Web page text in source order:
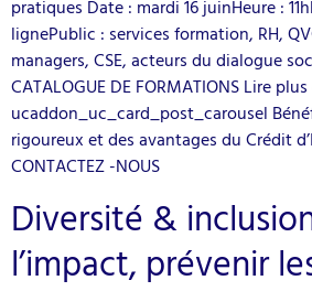
pratiques Date : mardi 16 juinHeure :
lignePublic : services formation, RH,
managers, CSE, acteurs du dialogue
CATALOGUE DE FORMATIONS Lire
ucaddon_uc_card_post_carousel
rigoureux et des avantages du Crédit
CONTACTEZ -NOUS
Diversité &
l’impact, prévenir